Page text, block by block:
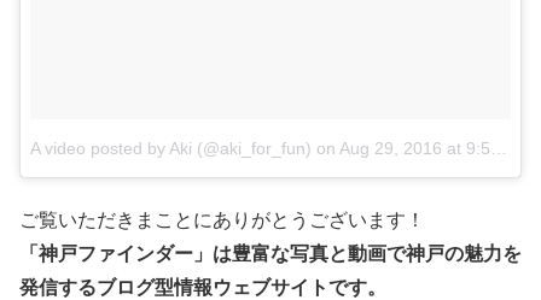
A video posted by Aki (@aki_for_fun) on Aug 29, 2016 at 9:55pm PDT
ご覧いただきまことにありがとうございます！
「神戸ファインダー」は豊富な写真と動画で神戸の魅力を
発信するブログ型情報ウェブサイトです。